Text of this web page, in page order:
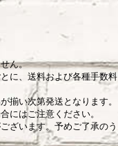
ん。
に、送料および各種手数料
揃い次第発送となります。
にはご注意ください。
ざいます。予めご了承のう